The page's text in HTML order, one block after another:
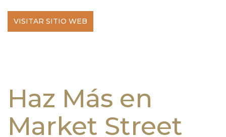
VISITAR SITIO WEB
Haz Más en
Market Street